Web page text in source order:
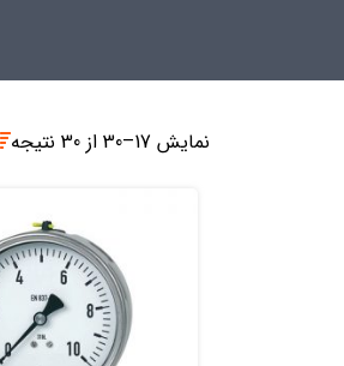
نمایش 17–30 از 30 نتیجه